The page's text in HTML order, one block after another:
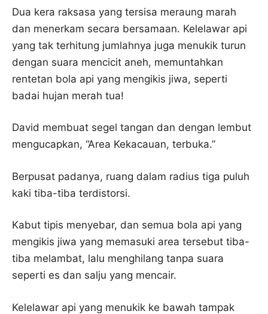
Dua kera raksasa yang tersisa meraung marah
dan menerkam secara bersamaan. Kelelawar api
yang tak terhitung jumlahnya juga menukik turun
dengan suara mencicit aneh, memuntahkan
rentetan bola api yang mengikis jiwa, seperti
badai hujan merah tua!
David membuat segel tangan dan dengan lembut
mengucapkan, “Area Kekacauan, terbuka.”
Berpusat padanya, ruang dalam radius tiga puluh
kaki tiba-tiba terdistorsi.
Kabut tipis menyebar, dan semua bola api yang
mengikis jiwa yang memasuki area tersebut tiba-
tiba melambat, lalu menghilang tanpa suara
seperti es dan salju yang mencair.
Kelelawar api yang menukik ke bawah tampak